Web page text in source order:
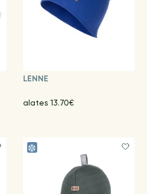
LENNE
alates 13.70€